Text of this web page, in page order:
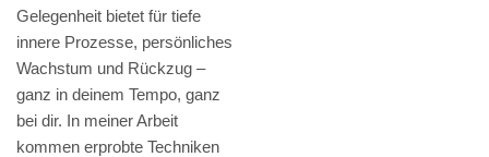
Gelegenheit bietet für tiefe
innere Prozesse, persönliches
Wachstum und Rückzug –
ganz in deinem Tempo, ganz
bei dir. In meiner Arbeit
kommen erprobte Techniken